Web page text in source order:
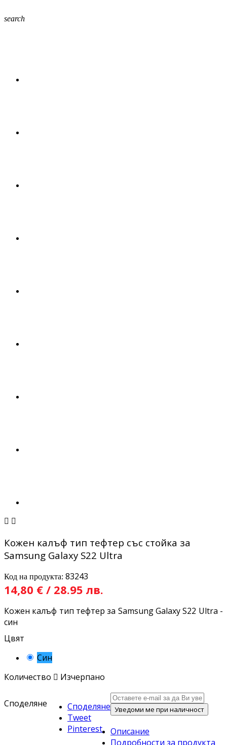
search
 
Кожен калъф тип тефтер със стойка за
Samsung Galaxy S22 Ultra
Код на продукта: 83243
14,80 € / 28.95 лв.
Кожен калъф тип тефтер за Samsung Galaxy S22 Ultra -
син
Цвят
Син
Количество  Изчерпано
Споделяне
Споделяне
Tweet
Pinterest
Уведоми ме при наличност
Описание
Подробности за продукта